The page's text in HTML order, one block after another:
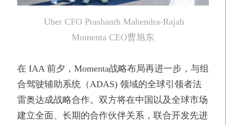
Uber CFO Prashanth Mahendra-Rajah
Momenta CEO曹旭东
在 IAA 前夕，Momenta战略布局再进一步，与组
合驾驶辅助系统（ADAS) 领域的全球引领者法
雷奥达成战略合作。双方将在中国以及全球市场
建立全面、长期的合作伙伴关系，联合开发先进